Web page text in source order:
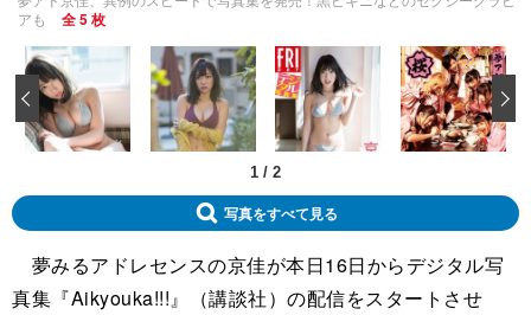
アも
全 5 枚
1 / 2
‹
写真をすべて見る
夢みるアドレセンスの京佳が本日16日からデジタル写
真集『Aikyouka!!!』（講談社）の配信をスタートさせ